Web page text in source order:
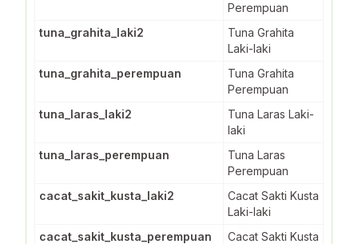
Perempuan
tuna_grahita_laki2
Tuna Grahita
Laki-laki
tuna_grahita_perempuan
Tuna Grahita
Perempuan
tuna_laras_laki2
Tuna Laras Laki-
laki
tuna_laras_perempuan
Tuna Laras
Perempuan
cacat_sakit_kusta_laki2
Cacat Sakti Kusta
Laki-laki
cacat_sakit_kusta_perempuan
Cacat Sakti Kusta